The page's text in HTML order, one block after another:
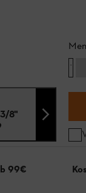
8"
99€